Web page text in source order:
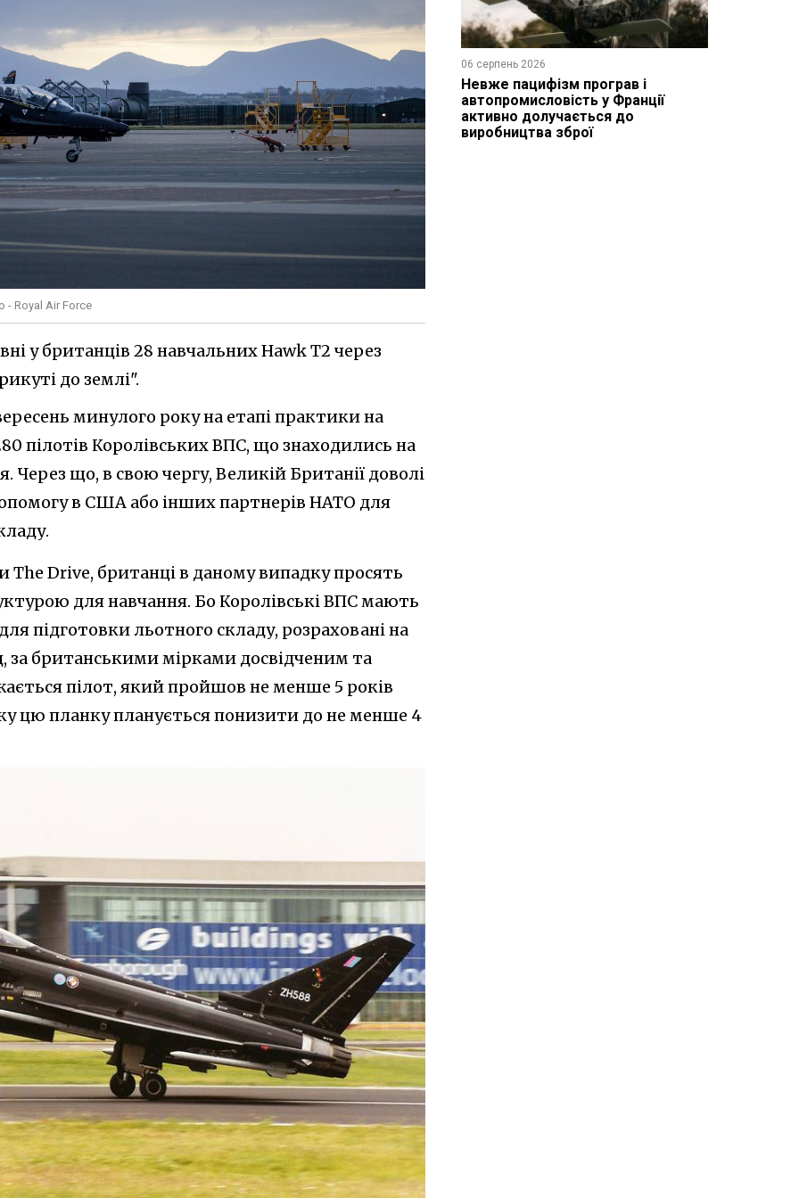
- Royal Air Force
у британців 28 навчальних Hawk T2 через
до землі".
минулого року на етапі практики на
пілотів Королівських ВПС, що знаходились на
Через що, в свою чергу, Великій Британії доволі
в США або інших партнерів НАТО для
Drive, британці в даному випадку просять
для навчання. Бо Королівські ВПС мають
підготовки льотного складу, розраховані на
за британськими мірками досвідченим та
пілот, який пройшов не менше 5 років
цю планку планується понизити до не менше 4
06 серпень 2026
Невже пацифізм програв і
автопромисловість у Франції
активно долучається до
виробництва зброї